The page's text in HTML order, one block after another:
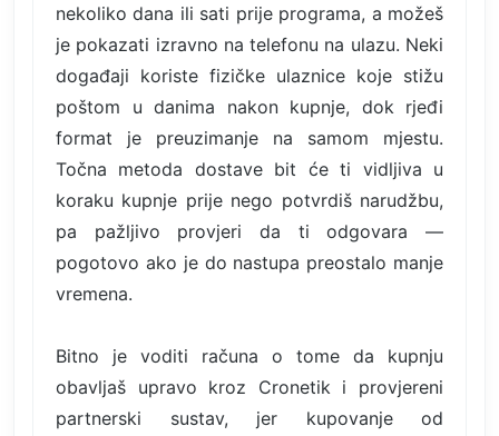
nekoliko dana ili sati prije programa, a možeš
je pokazati izravno na telefonu na ulazu. Neki
događaji koriste fizičke ulaznice koje stižu
poštom u danima nakon kupnje, dok rjeđi
format je preuzimanje na samom mjestu.
Točna metoda dostave bit će ti vidljiva u
koraku kupnje prije nego potvrdiš narudžbu,
pa pažljivo provjeri da ti odgovara —
pogotovo ako je do nastupa preostalo manje
vremena.
Bitno je voditi računa o tome da kupnju
obavljaš upravo kroz Cronetik i provjereni
partnerski sustav, jer kupovanje od